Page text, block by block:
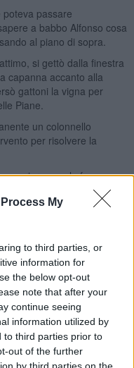
My
to third parties, or
information for
the below opt-out
note that after your
continue seeing
information utilized by
to third parties prior to
out of the further
passare
a babbo Alfonso cosa
al piano di sopra.
si gettò dalla finestra
capanna accanto alla
gattoni la vigna per
Piane.
un colonnello
per risolvere la
e ce la fece a
scale e corsero
– “No, paura” –
i soldati per consentire a
dalla stanchezza
e a capire in tempo cosa
con il fucile alla porta